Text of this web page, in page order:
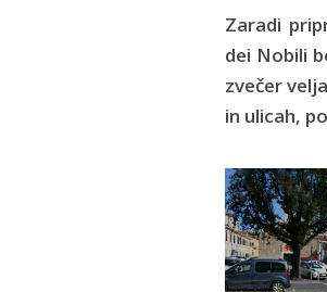
Zaradi
dei Nobili
zvečer
in ulicah,